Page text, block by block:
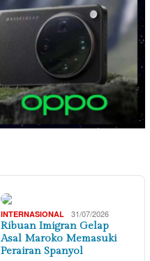
INTERNASIONAL 31/07/2026
Ribuan Imigran Gelap
Asal Maroko Memasuki
Perairan Spanyol